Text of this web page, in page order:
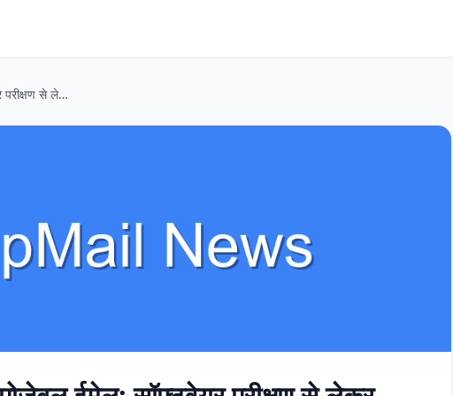
चुपके से ऑनलाइन? डिस्पोजेबल ईमेल: सॉफ्टवेयर परीक्षण से लेकर गुमनाम सोशल मीडिया तक